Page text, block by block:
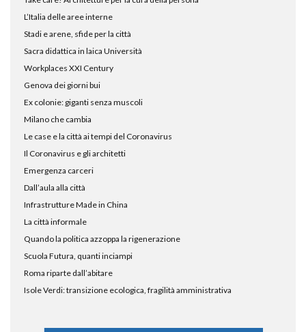
L’Italia delle aree interne
Stadi e arene, sfide per la città
Sacra didattica in laica Università
Workplaces XXI Century
Genova dei giorni bui
Ex colonie: giganti senza muscoli
Milano che cambia
Le case e la città ai tempi del Coronavirus
Il Coronavirus e gli architetti
Emergenza carceri
Dall’aula alla città
Infrastrutture Made in China
La città informale
Quando la politica azzoppa la rigenerazione
Scuola Futura, quanti inciampi
Roma riparte dall’abitare
Isole Verdi: transizione ecologica, fragilità amministrativa